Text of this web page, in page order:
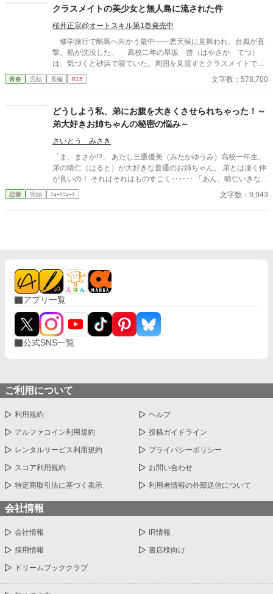
成できないのでビキニで代用しています。
クラスメイトの美少女と無人島に流された件
桜井正宗@オートスキル第1巻発売中
修学旅行で離島へ向かう最中――悪天候に見舞われ、台風が直
撃。船が沈没した。 高校二年の早坂 啓（はやさか てつ）
は、気づくと砂浜で寝ていた。周囲を見渡すとクラスメイトで美
少女の天音 愛（あまね まな）が隣に倒れていた。 どうや
ら、漂流して流されていたようだった。 帰ろうにも島は『無人
無人島サバイバルをしていくのだが……クラスの女子が次々に見
つかり、やがてハーレムに。 男一人と女子十五人で……取り合
いに発展！？
青春 完結 長編 R15 文字数：578,700
どうしよう私、弟にお腹を大きくさせられちゃった！～
弟大好きお姉ちゃんの秘密の悩み～
さいとう みさき
「ま、まさか!?」 あたし三鷹優美（みたかゆうみ）高校一年生。
弟の晴仁（はると）が大好きな普通のお姉ちゃん。 弟とは凄く仲
が良いの！ それはそれはものすごく‥‥‥ 「あん、晴仁いきなり
そんなのお口に入らないよぉ～♡」 そんな関係のあたしたち。 で
もある日トイレであたしはアレが来そうなのになかなか来ないの
恋愛 完結 ｼｮｰﾄｼｮｰﾄ 文字数：9,943
アプリ一覧
公式SNS一覧
ご利用について
利用規約 ヘルプ
アルファコイン利用規約 投稿ガイドライン
レンタルサービス利用規約 プライバシーポリシー
スコア利用規約 お問い合わせ
特定商取引法に基づく表示 利用者情報の外部送信について
会社情報
会社情報 IR情報
採用情報 書店様向け
ドリームブッククラブ